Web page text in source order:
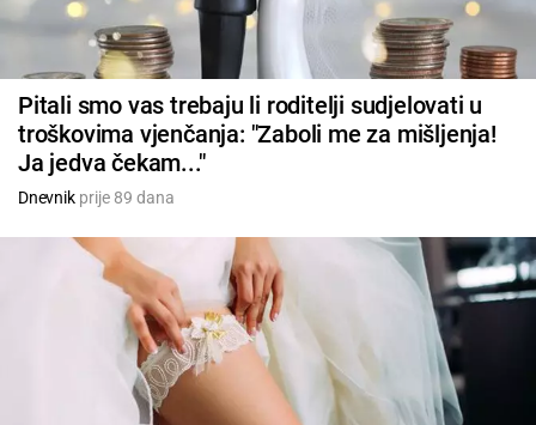
Pitali smo vas trebaju li roditelji sudjelovati u
troškovima vjenčanja: "Zaboli me za mišljenja!
Ja jedva čekam..."
Dnevnikprije 89 dana